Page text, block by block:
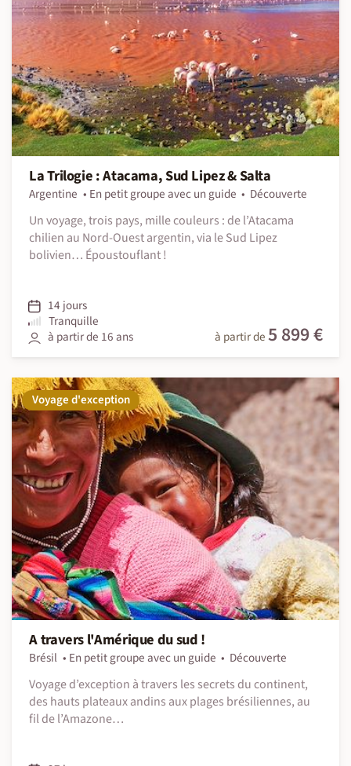
La Trilogie : Atacama, Sud Lipez & Salta
Argentine En petit groupe avec un guide
Découverte
Un voyage, trois pays, mille couleurs : de l’Atacama
chilien au Nord-Ouest argentin, via le Sud Lipez
bolivien… Époustouflant !
14 jours
Tranquille
à partir de 16 ans
à partir de 5 899 €
Voyage d'exception
A travers l'Amérique du sud !
Brésil En petit groupe avec un guide
Découverte
Voyage d’exception à travers les secrets du continent,
des hauts plateaux andins aux plages brésiliennes, au
fil de l’Amazone…